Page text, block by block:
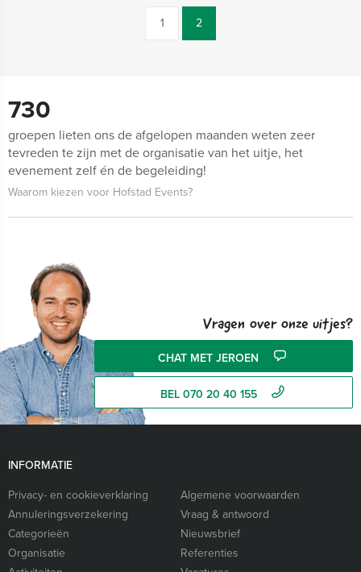
1 2
730
groepen lieten ons de afgelopen maanden weten zeer
tevreden te zijn met de organisatie van het uitje, het
evenement zelf én de begeleiding!
Waarom kiezen voor Hofstad Events?
Vragen over onze uitjes?
CHAT MET JEROEN
BEL 070 20 40 155
INFORMATIE
Privacy- en cookieverklaring
Algemene voorwaarden
Annuleringsverzekering
Vraag & antwoord
Categorieën
Nieuwsbrief
Organisatie
Referenties